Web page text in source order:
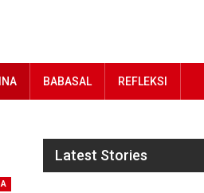
BABASAL REFLEKSI
Latest Stories